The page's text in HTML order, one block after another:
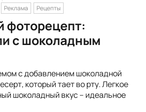
Реклама Рецепты
фоторецепт:
с шоколадным
с добавлением шоколадной
который тает во рту. Легкое
шоколадный вкус – идеальное